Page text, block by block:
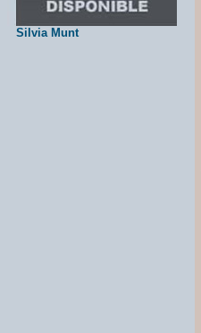
Silvia Munt